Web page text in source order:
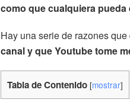
como que cualquiera
Hay una serie de razones
canal y que Youtube tome
Tabla de Contenido [mostrar]